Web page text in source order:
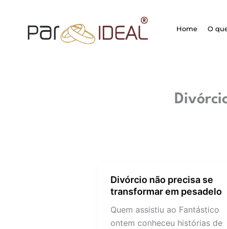
Home O
Divórcio não precisa se
transformar em pesadelo
Quem assistiu ao Fantástico
ontem conheceu histórias de
Divórcio
não
precisa
se